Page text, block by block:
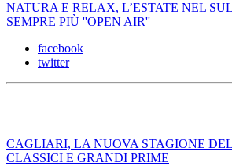
NATURA E RELAX, L’ESTATE NEL
SEMPRE PIÙ ''OPEN AIR''
facebook
twitter
CAGLIARI, LA NUOVA STAGIONE
CLASSICI E GRANDI PRIME